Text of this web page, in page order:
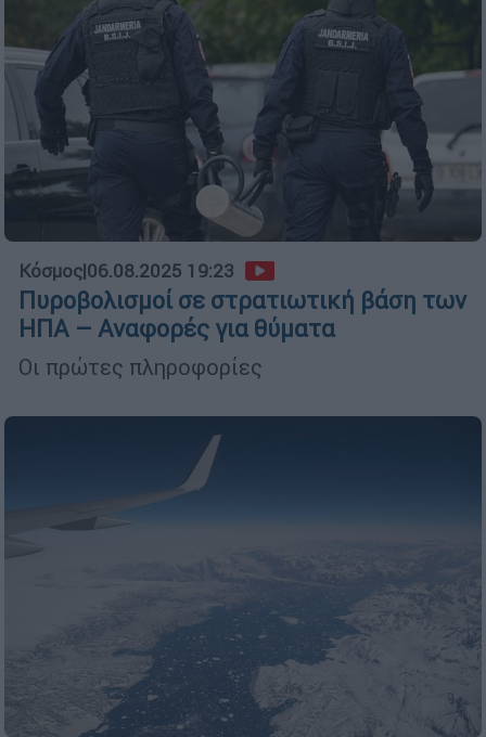
Κόσμος|06.08.2025 19:23
Πυροβολισμοί σε στρατιωτική βάση των
ΗΠΑ – Αναφορές για θύματα
Οι πρώτες πληροφορίες